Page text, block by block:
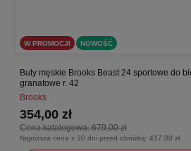
W PROMOCJI NOWOŚĆ
Buty męskie Brooks Beast 24 sportowe do
granatowe r. 42
Brooks
Cena katalogowa:679,00 zł
354,00 zł
Najniższa cena z 30 dni przed obniżką: 417,00 zł